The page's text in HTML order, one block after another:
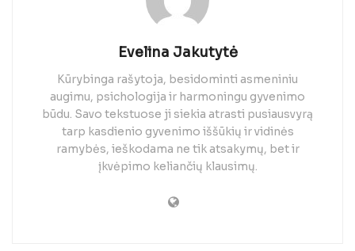
Evelina Jakutytė
Kūrybinga rašytoja, besidominti asmeniniu
augimu, psichologija ir harmoningu gyvenimo
būdu. Savo tekstuose ji siekia atrasti pusiausvyrą
tarp kasdienio gyvenimo iššūkių ir vidinės
ramybės, ieškodama ne tik atsakymų, bet ir
įkvėpimo keliančių klausimų.